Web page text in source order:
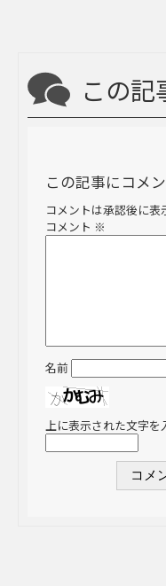
この記
この記事にコメ
コメントは承認後に表
コメント ※
名前
上に表示された文字を